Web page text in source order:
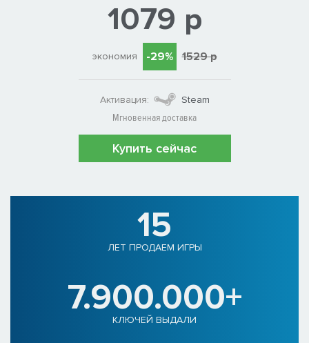
1079 р
экономия -29% 1529 р
Активация:
Steam
Мгновенная доставка
Купить сейчас
15
ЛЕТ ПРОДАЕМ ИГРЫ
7.900.000+
КЛЮЧЕЙ ВЫДАЛИ